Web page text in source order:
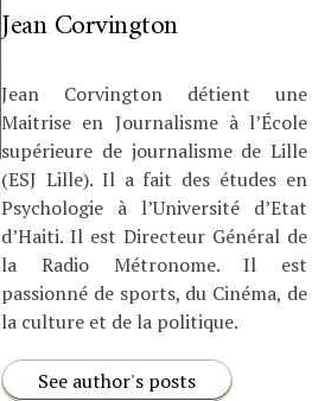
Jean Corvington
Jean Corvington détient une
Maitrise en Journalisme à l’École
supérieure de journalisme de Lille
(ESJ Lille). Il a fait des études en
Psychologie à l’Université d’Etat
d’Haiti. Il est Directeur Général de
la Radio Métronome. Il est
passionné de sports, du Cinéma, de
la culture et de la politique.
See author's posts